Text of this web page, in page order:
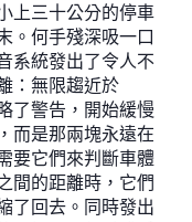
上三十公分的停車
。何手殘深吸一口
系統發出了令人不
：無限趨近於
了警告，開始緩慢
而是那兩塊永遠在
要它們來判斷車體
間的距離時，它們
了回去。同時發出